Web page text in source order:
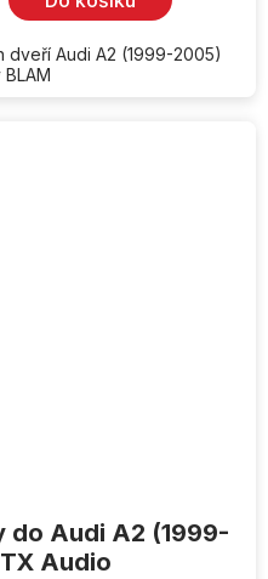
Audi A2 (1999-2005)
do Audi A2 (1999-
Audio